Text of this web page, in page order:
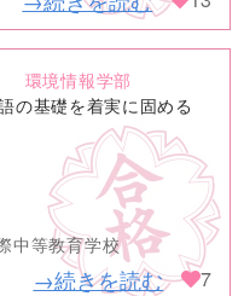
環境情報学部
の基礎を着実に固める
中等教育学校
→続きを読む 7